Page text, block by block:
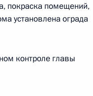
покраска помещений,
установлена ограда
контроле главы